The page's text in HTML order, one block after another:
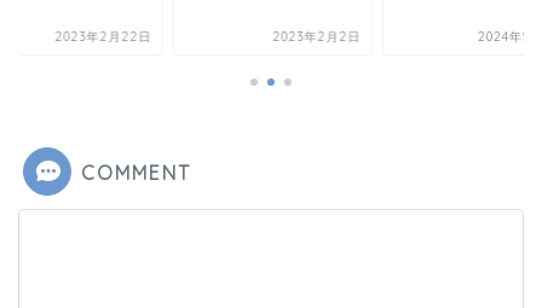
2023年2月22日 2023年2月2日 2024年5
COMMENT